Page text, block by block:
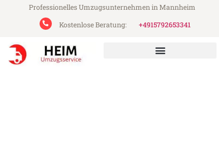
Professionelles Umzugsunternehmen in Mannheim
Kostenlose Beratung:
+4915792653341